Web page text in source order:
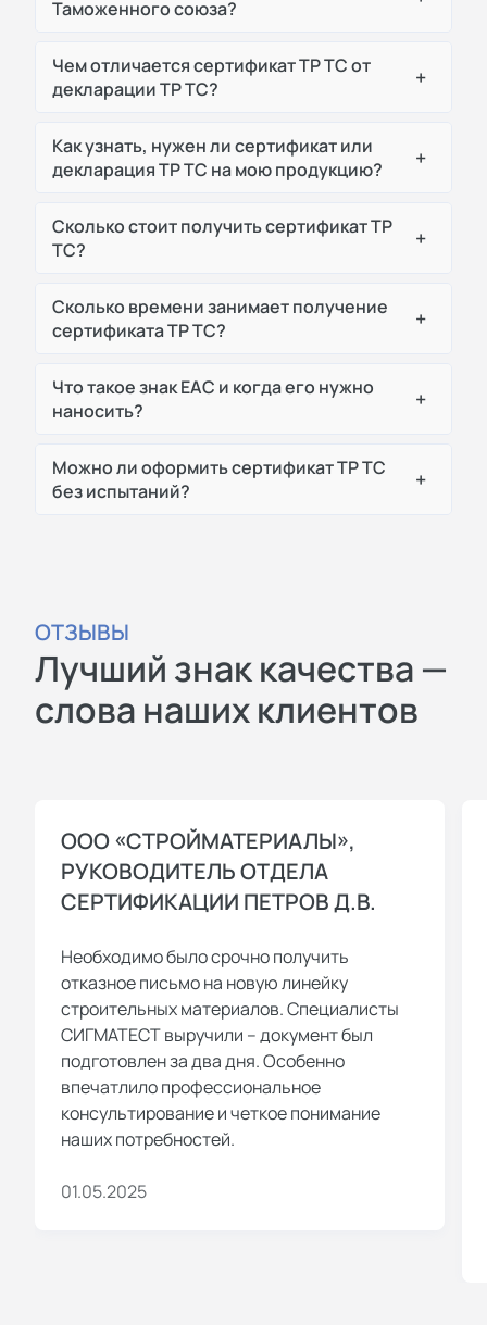
Таможенного союза?
Чем отличается сертификат ТР ТС от
декларации ТР ТС?
+
Как узнать, нужен ли сертификат или
декларация ТР ТС на мою продукцию?
+
Сколько стоит получить сертификат ТР
ТС?
+
Сколько времени занимает получение
сертификата ТР ТС?
+
Что такое знак ЕАС и когда его нужно
наносить?
+
Можно ли оформить сертификат ТР ТС
без испытаний?
+
ОТЗЫВЫ
Лучший знак качества —
слова наших клиентов
ООО «СТРОЙМАТЕРИАЛЫ»,
РУКОВОДИТЕЛЬ ОТДЕЛА
СЕРТИФИКАЦИИ ПЕТРОВ Д.В.
Необходимо было срочно получить
отказное письмо на новую линейку
строительных материалов. Специалисты
СИГМАТЕСТ выручили – документ был
подготовлен за два дня. Особенно
впечатлило профессиональное
консультирование и четкое понимание
наших потребностей.
01.05.2025